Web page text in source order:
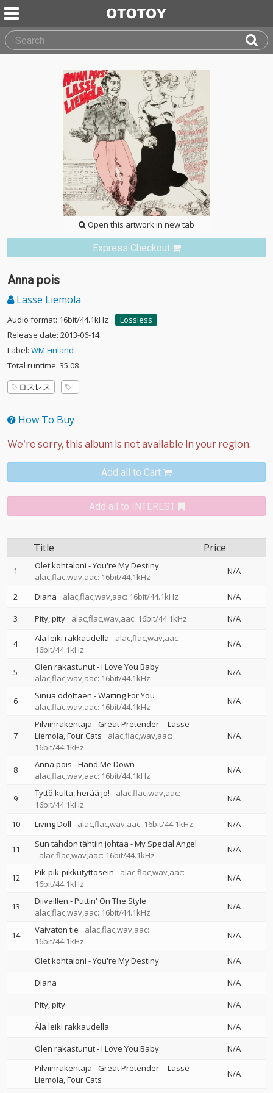
Open this artwork in new tab
Express Checkout
Anna pois
Lasse Liemola
Audio format: 16bit/44.1kHz
Lossless
Release date: 2013-06-14
Label: WM Finland
Total runtime: 35:08
ロスレス
How To Buy
Add all to Cart
Add all to INTEREST
Title Price
1
Olet kohtaloni - You're My Destiny
alac,flac,wav,aac: 16bit/44.1kHz
N/A
2 Diana alac,flac,wav,aac: 16bit/44.1kHz
N/A
3
Pity, pity alac,flac,wav,aac: 16bit/44.1kHz N/A
4 Älä leiki rakkaudella
alac,flac,wav,aac:
16bit/44.1kHz
N/A
5
Olen rakastunut - I Love You Baby
alac,flac,wav,aac: 16bit/44.1kHz
N/A
6
Sinua odottaen - Waiting For You
alac,flac,wav,aac: 16bit/44.1kHz
N/A
7
Pilviinrakentaja - Great Pretender--Lasse
Liemola Four Cats
alac,flac,wav,aac:
16bit/44.1kHz
N/A
8
Anna pois - Hand Me Down
alac,flac,wav,aac: 16bit/44.1kHz
N/A
9 Tyttö kulta, herää jo!
alac,flac,wav,aac:
16bit/44.1kHz
N/A
10 Living Doll alac,flac,wav,aac: 16bit/44.1kHz N/A
11
Sun tahdon tähtiin johtaa - My Special Angel
alac,flac,wav,aac: 16bit/44.1kHz
N/A
12 Pik-pik-pikkutyttösein
alac,flac,wav,aac:
16bit/44.1kHz
N/A
13
Diivaillen - Puttin' On The Style
alac,flac,wav,aac: 16bit/44.1kHz
N/A
14 Vaivaton tie
alac,flac,wav,aac:
16bit/44.1kHz
N/A
Olet kohtaloni - You're My Destiny
N/A
Diana
N/A
Pity, pity
N/A
Älä leiki rakkaudella
N/A
Olen rakastunut - I Love You Baby
N/A
Pilviinrakentaja - Great Pretender--Lasse
Liemola Four Cats
N/A